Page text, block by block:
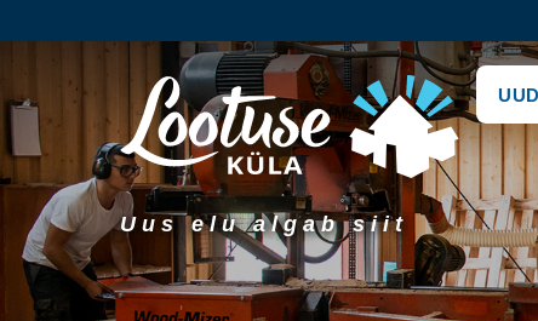
Uus elu algab siit